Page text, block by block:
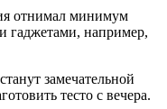
отнимал минимум
гаджетами, например,
замечательной
тесто с вечера.